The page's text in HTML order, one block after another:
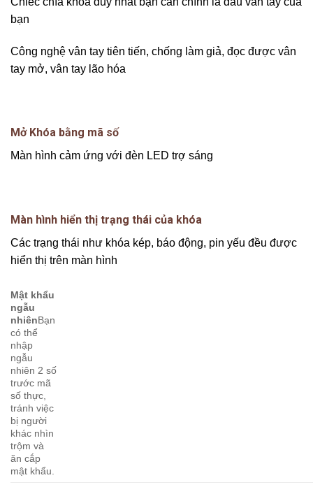
bạn
Công nghệ vân tay tiên tiến, chống làm giả, đọc được vân
tay mở, vân tay lão hóa
Mở Khóa bằng mã số
Màn hình cảm ứng với đèn LED trợ sáng
Màn hình hiển thị trạng thái của khóa
Các trạng thái như khóa kép, báo động, pin yếu đều được
hiển thị trên màn hình
Mật khẩu
ngẫu
nhiênBạn
có thể
nhập
ngẫu
nhiên 2 số
trước mã
số thực,
tránh việc
bị người
khác nhìn
trộm và
ăn cắp
mật khẩu.